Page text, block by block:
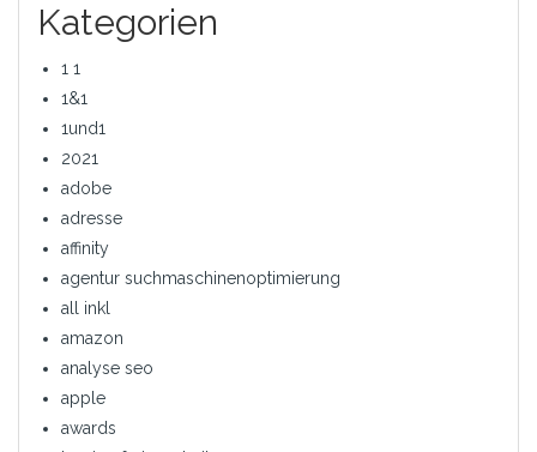
Kategorien
1 1
1&1
1und1
2021
adobe
adresse
affinity
agentur suchmaschinenoptimierung
all inkl
amazon
analyse seo
apple
awards